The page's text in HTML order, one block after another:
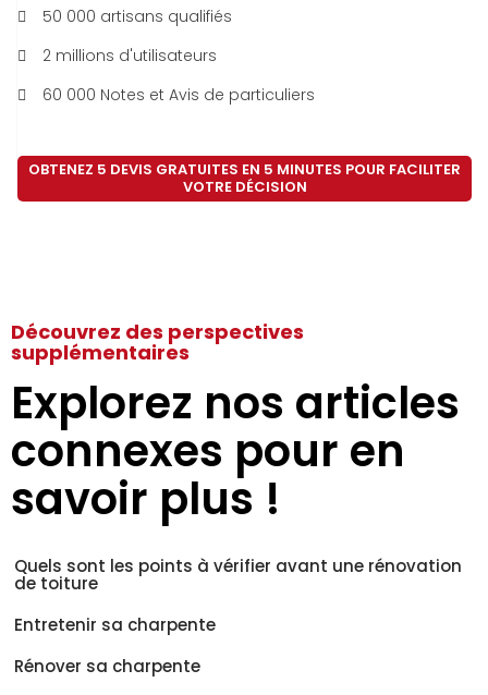
50 000 artisans qualifiés
2 millions d'utilisateurs
60 000 Notes et Avis de particuliers
OBTENEZ 5 DEVIS GRATUITES EN 5 MINUTES POUR FACILITER
VOTRE DÉCISION
Découvrez des perspectives
supplémentaires
Explorez nos articles
connexes pour en
savoir plus !
Quels sont les points à vérifier avant une rénovation
de toiture
Entretenir sa charpente
Rénover sa charpente